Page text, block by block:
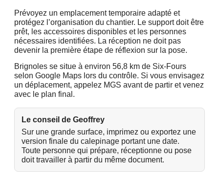
Prévoyez un emplacement temporaire adapté et
protégez l’organisation du chantier. Le support doit être
prêt, les accessoires disponibles et les personnes
nécessaires identifiées. La réception ne doit pas
devenir la première étape de réflexion sur la pose.
Brignoles se situe à environ 56,8 km de Six-Fours
selon Google Maps lors du contrôle. Si vous envisagez
un déplacement, appelez MGS avant de partir et venez
avec le plan final.
Le conseil de Geoffrey
Sur une grande surface, imprimez ou exportez une
version finale du calepinage portant une date.
Toute personne qui prépare, réceptionne ou pose
doit travailler à partir du même document.